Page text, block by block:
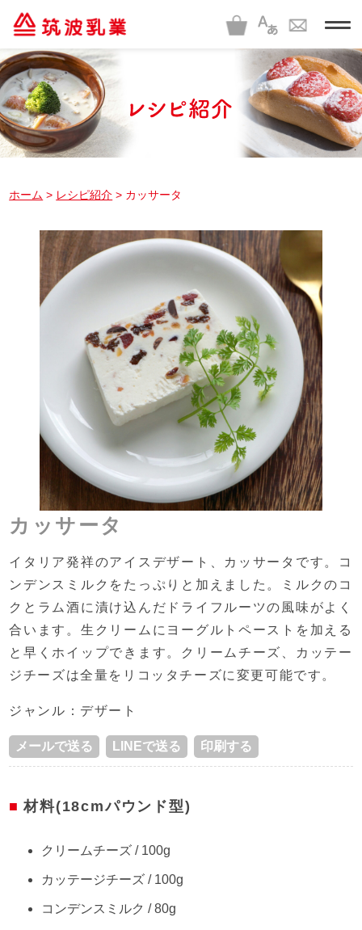
t
o
g
l
e
n
a
v
i
g
a
ホーム > レシピ紹介 > カッサータ
カッサータ
イタリア発祥のアイスデザート、カッサータです。コ
ンデンスミルクをたっぷりと加えました。ミルクのコ
クとラム酒に漬け込んだドライフルーツの風味がよく
合います。生クリームにヨーグルトペーストを加える
と早くホイップできます。クリームチーズ、カッテー
ジチーズは全量をリコッタチーズに変更可能です。
ジャンル：デザート
メールで送る LINEで送る 印刷する
材料(18cmパウンド型)
クリームチーズ / 100g
カッテージチーズ / 100g
コンデンスミルク / 80g